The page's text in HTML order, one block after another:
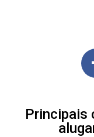
Principais